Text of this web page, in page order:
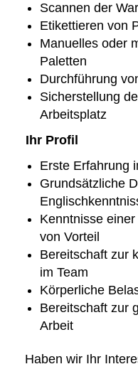
Scannen der
Etikettieren von
Manuelles oder
Paletten
Durchführung
Sicherstellung
Arbeitsplatz
Ihr Profil
Erste Erfahrung
Grundsätzliche
Kenntnisse
von Vorteil
Bereitschaft zur
im Team
Körperliche
Bereitschaft zur
Arbeit
Haben wir Ihr